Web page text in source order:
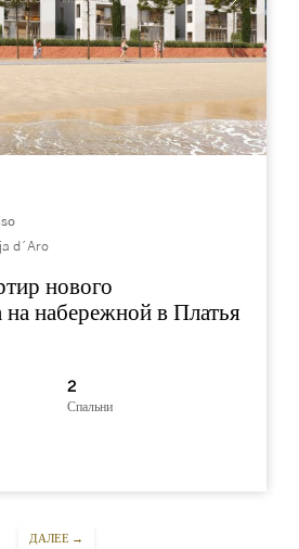
d´Aro
нового
на набережной в Платья
2
Спальни
ДАЛЕЕ →